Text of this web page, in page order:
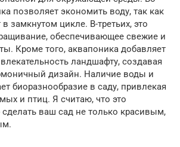
позволяет экономить воду, так как
замкнутом цикле. В-третьих, это
обеспечивающее свежие и
Кроме того, аквапоника добавляет
ландшафту, создавая
дизайн. Наличие воды и
биоразнообразие в саду, привлекая
и птиц. Я считаю, что это
ваш сад не только красивым,